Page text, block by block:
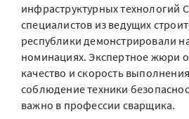
инфраструктурных технологий
специалистов из ведущих
республики демонстрировали
номинациях. Экспертное жюри
качество и скорость
соблюдение техники
важно в профессии сварщика.